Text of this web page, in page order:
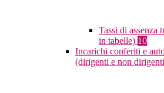
Tassi di assenza
in tabelle) 10
Incarichi conferiti e
(dirigenti e non